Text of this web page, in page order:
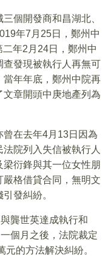
個開發商和昌湖北、
年7月25日，鄭州中
年2月24日，鄭州中
查發現被執行人再無可
年年底，鄭州中院再
章開頭中庚地產列為
在去年4月13日因為
院列入失信被執行人
衍鋒與其一位女性朋
格借貸合同，無明文
發糾紛。
龔世英達成執行和
個月之後，法院裁定
的方法解決糾紛。